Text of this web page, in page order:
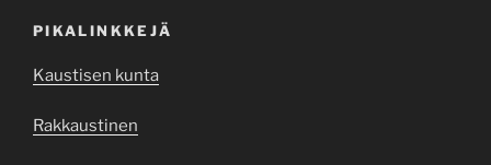
PIKALINKKEJÄ
Kaustisen kunta
Rakkaustinen